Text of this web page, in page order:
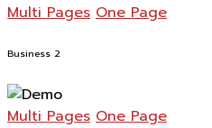
Multi Pages One Page
Business 2
Multi Pages One Page